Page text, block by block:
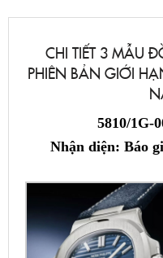
CHI TIẾT 3 MẪU
PHIÊN BẢN GIỚI
5810/1G-
Nhận diện: Báo